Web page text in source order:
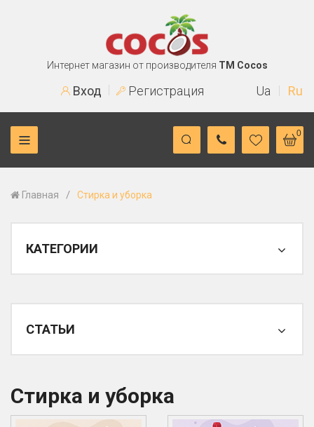
Интернет магазин от производителя TM Cocos
Вход Регистрация Ua Ru
0
Главная / Стирка и уборка
КАТЕГОРИИ
СТАТЬИ
Стирка и уборка